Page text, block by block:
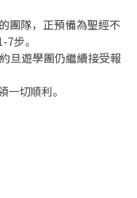
團隊，正預備為聖經不
步。
旦遊學團仍繼續接受報
切順利。